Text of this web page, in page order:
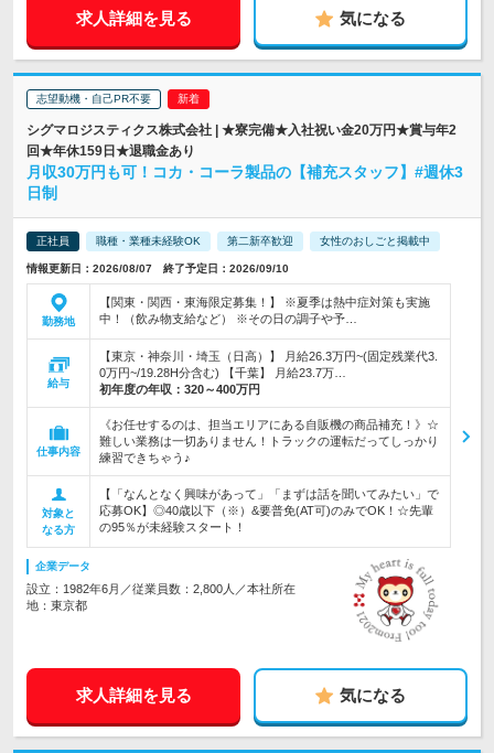
求人詳細を見る 気になる
志望動機・自己PR不要
シグマロジスティクス株式会社 | ★寮完備★入社祝い金20万円★賞与年2
回★年休159日★退職金あり
月収30万円も可！コカ・コーラ製品の【補充スタッフ】#週休3
日制
正社員 職種・業種未経験OK 第二新卒歓迎 女性のおしごと掲載中
情報更新日：2026/08/07 終了予定日：2026/09/10
勤務地
【関東・関西・東海限定募集！】 ※夏季は熱中症対策も実施
中！（飲み物支給など） ※その日の調子や予…
給与
【東京・神奈川・埼玉（日高）】 月給26.3万円~(固定残業代3.
0万円~/19.28H分含む) 【千葉】 月給23.7万…
初年度の年収： 320～400万円
仕事内容
《お任せするのは、担当エリアにある自販機の商品補充！》☆
難しい業務は一切ありません！トラックの運転だってしっかり
練習できちゃう♪
対象と
なる方
【「なんとなく興味があって」「まずは話を聞いてみたい」で
応募OK】◎40歳以下（※）&要普免(AT可)のみでOK！☆先輩
の95％が未経験スタート！
企業データ
設立：1982年6月／従業員数：2,800人／本社所在
地：東京都
求人詳細を見る 気になる